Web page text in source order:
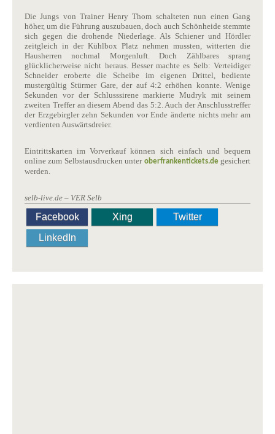
Die Jungs von Trainer Henry Thom schalteten nun einen Gang
höher, um die Führung auszubauen, doch auch Schönheide stemmte
sich gegen die drohende Niederlage. Als Schiener und Hördler
zeitgleich in der Kühlbox Platz nehmen mussten, witterten die
Hausherren nochmal Morgenluft. Doch Zählbares sprang
glücklicherweise nicht heraus. Besser machte es Selb: Verteidiger
Schneider eroberte die Scheibe im eigenen Drittel, bediente
mustergültig Stürmer Gare, der auf 4:2 erhöhen konnte. Wenige
Sekunden vor der Schlusssirene markierte Mudryk mit seinem
zweiten Treffer an diesem Abend das 5:2. Auch der Anschlusstreffer
der Erzgebirgler zehn Sekunden vor Ende änderte nichts mehr am
verdienten Auswärtsdreier.
Eintrittskarten im Vorverkauf können sich einfach und bequem
online zum Selbstausdrucken unter oberfrankentickets.de gesichert
werden.
selb-live.de – VER Selb
Facebook Xing
Twitter
LinkedIn